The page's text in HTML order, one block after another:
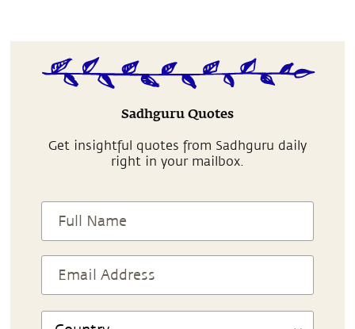
Sadhguru Quotes
Get insightful quotes from Sadhguru daily
right in your mailbox.